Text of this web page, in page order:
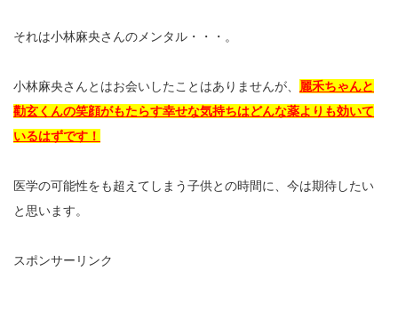
それは小林麻央さんのメンタル・・・。
小林麻央さんとはお会いしたことはありませんが、 麗禾ちゃんと
勸玄くんの笑顔がもたらす幸せな気持ちはどんな薬よりも効いて
いるはずです！
医学の可能性をも超えてしまう子供との時間に、今は期待したい
と思います。
スポンサーリンク